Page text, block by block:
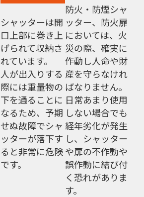
シャッターは開
口上部に巻き上
げられて収納さ
れています。
人が出入りする
際には重量物の
下を通ることに
なるため、予期
せぬ故障でシャ
ッターが落下す
ると非常に危険
です。
防火・防煙シャ
ッター、防火扉
においては、火
災の際、確実に
作動し人命や財
産を守らなけれ
ばなりません。
日常あまり使用
しない場合でも
経年劣化が発生
し、シャッター
や扉の不作動や
誤作動に結び付
く恐れがありま
す。